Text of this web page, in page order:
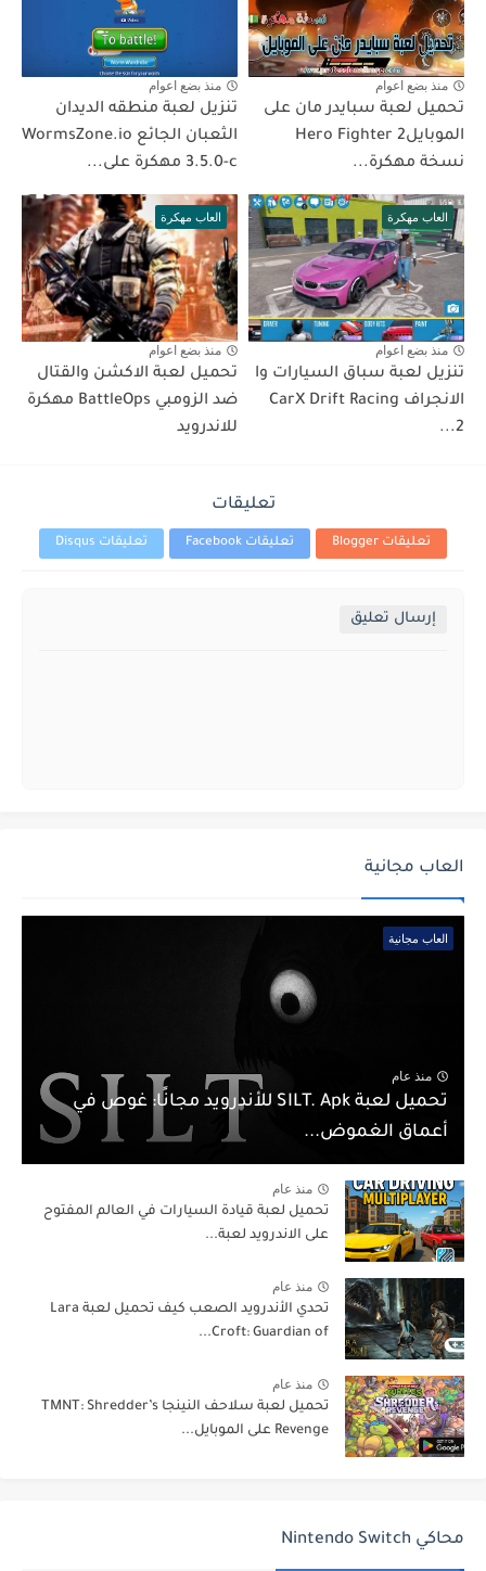
منذ بضع اعوام
تحميل لعبة سبايدر مان على
الموبايلHero Fighter 2
نسخة مهكرة...
منذ بضع اعوام
تنزيل لعبة منطقه الديدان
الثعبان الجائع WormsZone.io
3.5.0-c مهكرة على...
العاب مهكرة
منذ بضع اعوام
تنزيل لعبة سباق السيارات وا
الانجراف CarX Drift Racing
2...
العاب مهكرة
منذ بضع اعوام
تحميل لعبة الاكشن والقتال
ضد الزومبي BattleOps مهكرة
للاندرويد
تعليقات
تعليقات Blogger تعليقات Facebook تعليقات Disqus
إرسال تعليق
العاب مجانية
العاب مجانية
منذ عام
تحميل لعبة SILT. Apk للأندرويد مجانًا: غوص في
أعماق الغموض...
منذ عام
تحميل لعبة قيادة السيارات في العالم المفتوح
على الاندرويد لعبة...
منذ عام
تحدي الأندرويد الصعب كيف تحميل لعبة Lara
Croft: Guardian of...
منذ عام
تحميل لعبة سلاحف النينجا TMNT: Shredder’s
Revenge على الموبايل...
محاكي Nintendo Switch